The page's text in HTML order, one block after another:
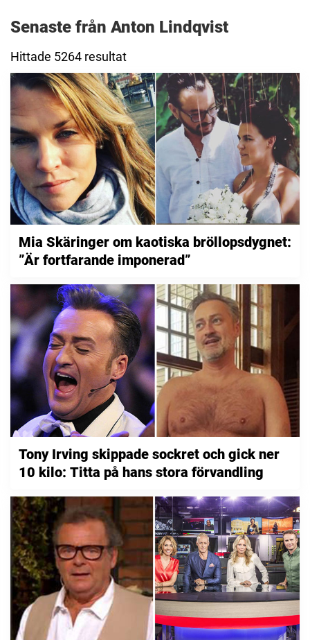
Senaste från Anton Lindqvist
Hittade 5264 resultat
Mia Skäringer om kaotiska bröllopsdygnet:
”Är fortfarande imponerad”
Tony Irving skippade sockret och gick ner
10 kilo: Titta på hans stora förvandling